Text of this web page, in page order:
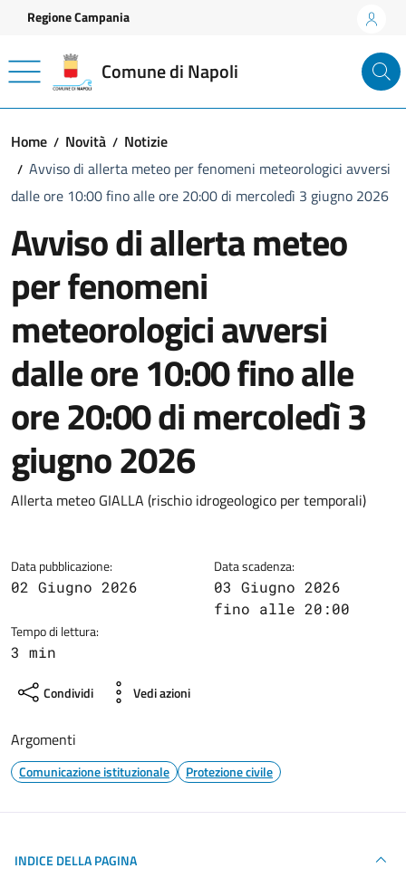
Vai ai contenuti
Vai al footer
Regione Campania
Comune di Napoli
Home Novità
Notizie
Avviso di allerta meteo per fenomeni meteorologici avversi
dalle ore 10:00 fino alle ore 20:00 di mercoledì 3 giugno 2026
Avviso di allerta meteo
per fenomeni
meteorologici avversi
dalle ore 10:00 fino alle
ore 20:00 di mercoledì 3
giugno 2026
Dettagli della notizia
Allerta meteo GIALLA (rischio idrogeologico per temporali)
Data pubblicazione:
02 Giugno 2026
Data scadenza:
03 Giugno 2026
fino alle 20:00
Tempo di lettura:
3 min
Condividi Vedi azioni
Argomenti
Comunicazione istituzionale Protezione civile
INDICE DELLA PAGINA